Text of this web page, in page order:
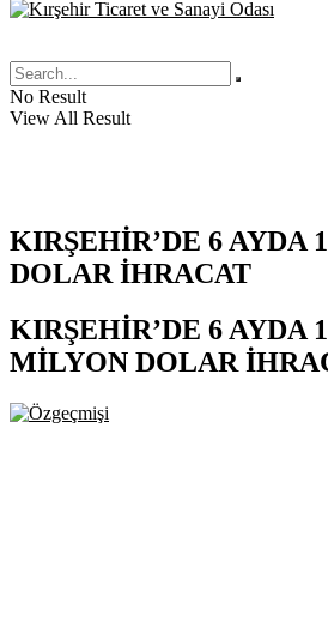
No Result
View All Result
KIRŞEHİR’DE 6 AYDA
DOLAR İHRACAT
KIRŞEHİR’DE 6 AYDA
MİLYON DOLAR